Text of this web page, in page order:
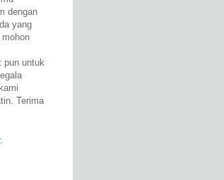
dengan
yang
pun untuk
Terima
.